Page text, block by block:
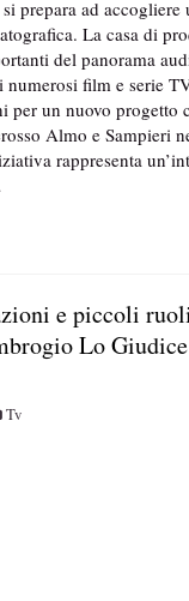
prepara ad accogliere
La casa di
del panorama
numerosi film e serie
per un nuovo progetto
Almo e Sampieri
rappresenta
e piccoli
Lo
Tv